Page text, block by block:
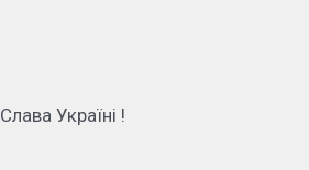
Слава Україні !